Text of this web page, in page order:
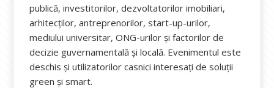
publică, investitorilor, dezvoltatorilor imobiliari,
arhitecților, antreprenorilor, start-up-urilor,
mediului universitar, ONG-urilor și factorilor de
decizie guvernamentală și locală. Evenimentul este
deschis și utilizatorilor casnici interesați de soluții
green și smart.